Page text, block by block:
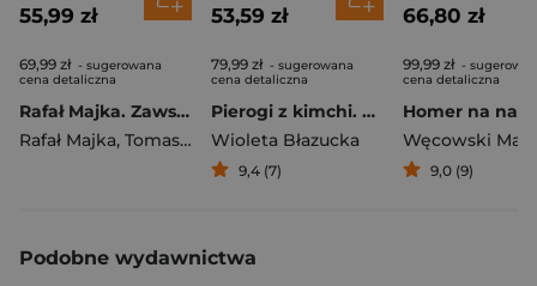
55,99 zł
69,99 zł - sugerowana
cena detaliczna
Rafał Majka. Zawsze z przodu. Rozmawia Tomasz Kalemba - książka z autografem
Rafał Majka, Tomasz Kalemba
53,59 zł
79,99 zł - sugerowana
cena detaliczna
Pierogi z kimchi. Moje ulubione azjatyckie przepisy
Wioleta Błazucka
9,4 (7)
66,80 zł
99,99 zł -
cena detaliczna
Węcowski
9,0 (9)
Podobne wydawnictwa